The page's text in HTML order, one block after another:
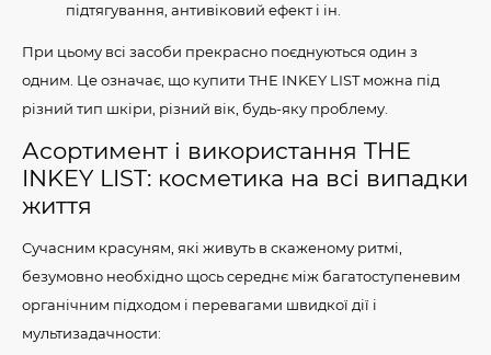
підтягування, антивіковий ефект і ін.
При цьому всі засоби прекрасно поєднуються один з
одним. Це означає, що купити THE INKEY LIST можна під
різний тип шкіри, різний вік, будь-яку проблему.
Асортимент і використання THE
INKEY LIST: косметика на всі випадки
життя
Сучасним красуням, які живуть в скаженому ритмі,
безумовно необхідно щось середнє між багатоступеневим
органічним підходом і перевагами швидкої дії і
мультизадачности: